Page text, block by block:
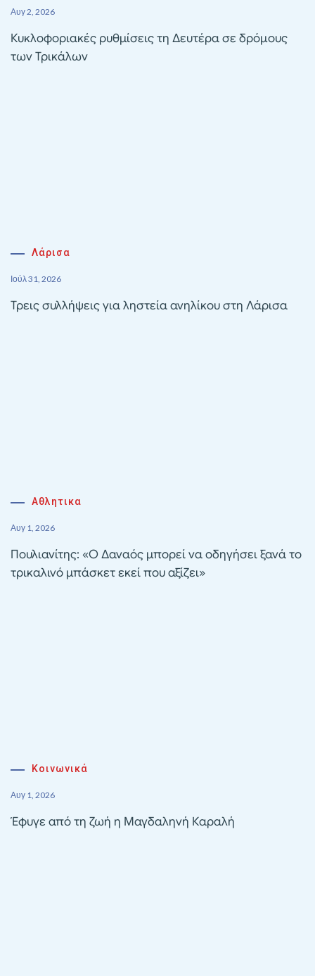
Αυγ 2, 2026
Κυκλοφοριακές ρυθμίσεις τη Δευτέρα σε δρόμους
των Τρικάλων
Λάρισα
Ιούλ 31, 2026
Τρεις συλλήψεις για ληστεία ανηλίκου στη Λάρισα
Αθλητικα
Αυγ 1, 2026
Πουλιανίτης: «Ο Δαναός μπορεί να οδηγήσει ξανά το
τρικαλινό μπάσκετ εκεί που αξίζει»
Κοινωνικά
Αυγ 1, 2026
Έφυγε από τη ζωή η Μαγδαληνή Καραλή